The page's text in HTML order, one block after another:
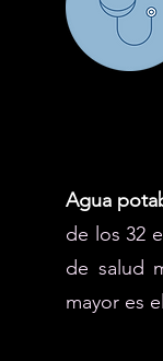
Agua
de los 32
de salud
mayor es